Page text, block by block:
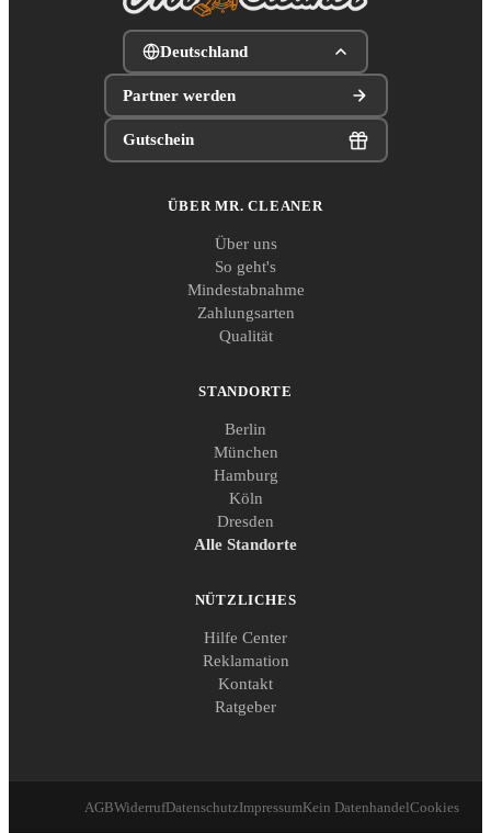
Deutschland
Partner werden
Gutschein
ÜBER MR. CLEANER
Über uns
So geht's
Mindestabnahme
Zahlungsarten
Qualität
STANDORTE
Berlin
München
Hamburg
Köln
Dresden
Alle Standorte
NÜTZLICHES
Hilfe Center
Reklamation
Kontakt
Ratgeber
AGBWiderrufDatenschutzImpressumKein DatenhandelCookies